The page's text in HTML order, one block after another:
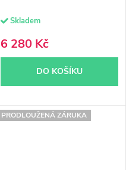
Skladem
6 280 Kč
DO KOŠÍKU
PRODLOUŽENÁ ZÁRUKA